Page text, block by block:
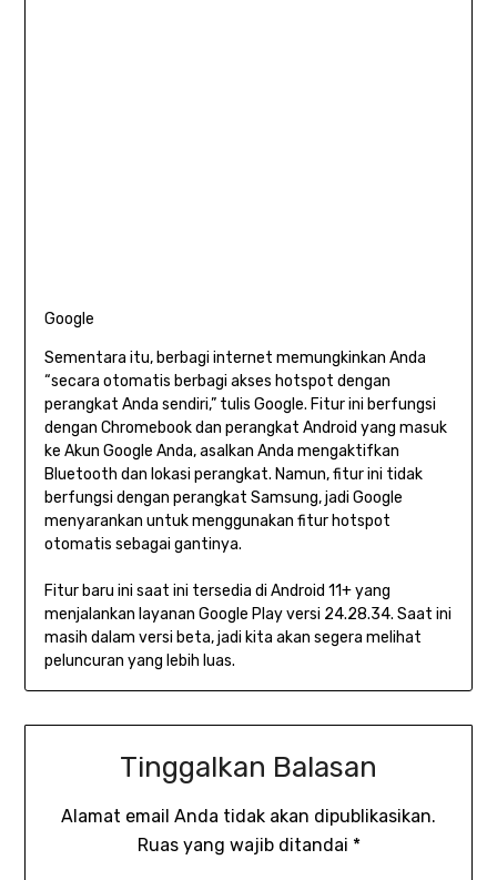
Google
Sementara itu, berbagi internet memungkinkan Anda
“secara otomatis berbagi akses hotspot dengan
perangkat Anda sendiri,” tulis Google. Fitur ini berfungsi
dengan Chromebook dan perangkat Android yang masuk
ke Akun Google Anda, asalkan Anda mengaktifkan
Bluetooth dan lokasi perangkat. Namun, fitur ini tidak
berfungsi dengan perangkat Samsung, jadi Google
menyarankan untuk menggunakan fitur hotspot
otomatis sebagai gantinya.
Fitur baru ini saat ini tersedia di Android 11+ yang
menjalankan layanan Google Play versi 24.28.34. Saat ini
masih dalam versi beta, jadi kita akan segera melihat
peluncuran yang lebih luas.
Tinggalkan Balasan
Alamat email Anda tidak akan dipublikasikan.
Ruas yang wajib ditandai *